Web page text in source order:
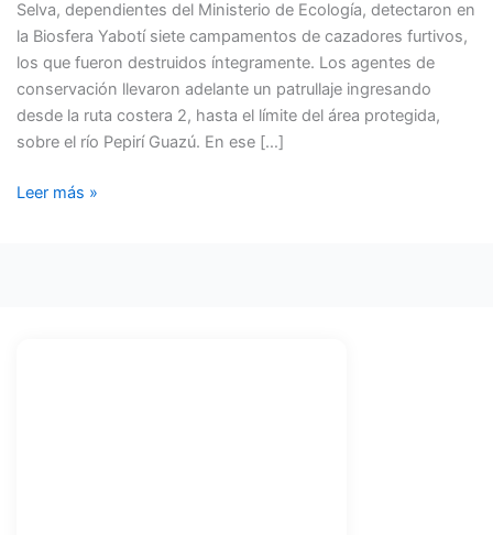
Selva, dependientes del Ministerio de Ecología, detectaron en
la Biosfera Yabotí siete campamentos de cazadores furtivos,
los que fueron destruidos íntegramente. Los agentes de
conservación llevaron adelante un patrullaje ingresando
desde la ruta costera 2, hasta el límite del área protegida,
sobre el río Pepirí Guazú. En ese […]
YABOTÍ
Leer más »